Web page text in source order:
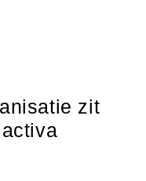
zit